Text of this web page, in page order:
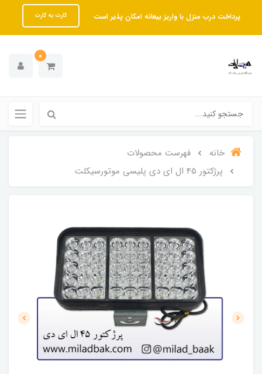
پرداخت درب منزل با واریز بیعانه امکان پذیر است کارت به کارت
0
خانه
فهرست محصولات
پرژکتور 45 ال ای دی پلیسی موتورسیکلت